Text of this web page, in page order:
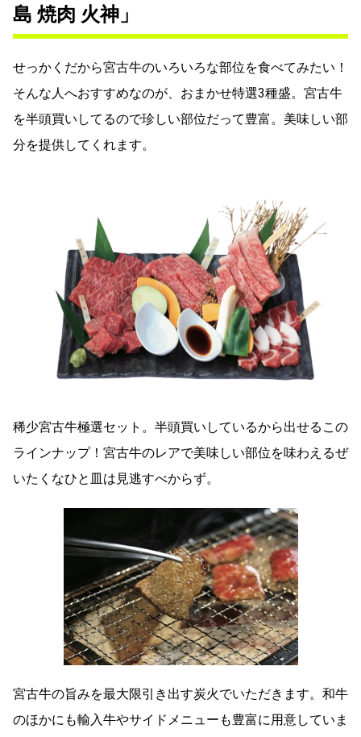
島 焼肉 火神」
せっかくだから宮古牛のいろいろな部位を食べてみたい！
そんな人へおすすめなのが、おまかせ特選3種盛。宮古牛
を半頭買いしてるので珍しい部位だって豊富。美味しい部
分を提供してくれます。
稀少宮古牛極選セット。半頭買いしているから出せるこの
ラインナップ！宮古牛のレアで美味しい部位を味わえるぜ
いたくなひと皿は見逃すべからず。
宮古牛の旨みを最大限引き出す炭火でいただきます。和牛
のほかにも輸入牛やサイドメニューも豊富に用意していま